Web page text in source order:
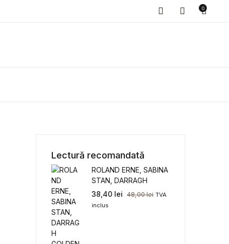
0
Lectură recomandată
ROLAND ERNE, SABINA
STAN, DARRAGH
GOLDEN, IMRE SZABÓ,
VINCENZO
38,40 lei 48,00lei TVA
inclus